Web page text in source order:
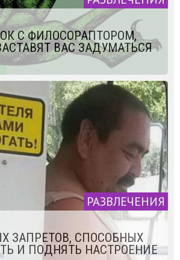
С ФИЛОСОРАПТОРОМ,
ВАС ЗАДУМАТЬСЯ
РАЗВЛЕЧЕНИЯ
ЗАПРЕТОВ, СПОСОБНЫХ
И ПОДНЯТЬ НАСТРОЕНИЕ